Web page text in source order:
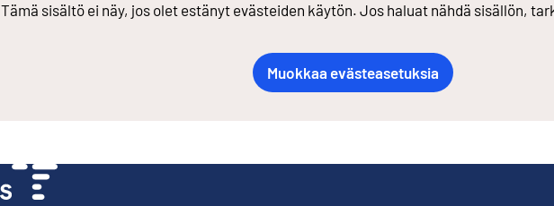
Tämä sisältö ei näy, jos olet estänyt evästeiden käytön. Jos haluat nähdä sisällön,
Muokkaa evästeasetuksia